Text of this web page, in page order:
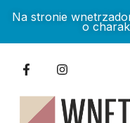
Na stronie
o